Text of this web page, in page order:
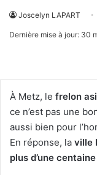
Joscelyn LAPART
Dernière mise à jour: 30
À Metz, le frelon
ce n’est pas une
aussi bien pour
En réponse, la ville
plus d’une